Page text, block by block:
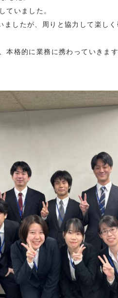
ていました。
ましたが、周りと協力して楽し
格的に業務に携わっていきます